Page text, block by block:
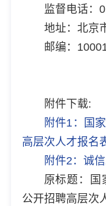
监督电话：
地址：北京
邮编：
附件下载:
附件1：国
高层次人才报名
附件2：诚
原标题：国
公开招聘高层次